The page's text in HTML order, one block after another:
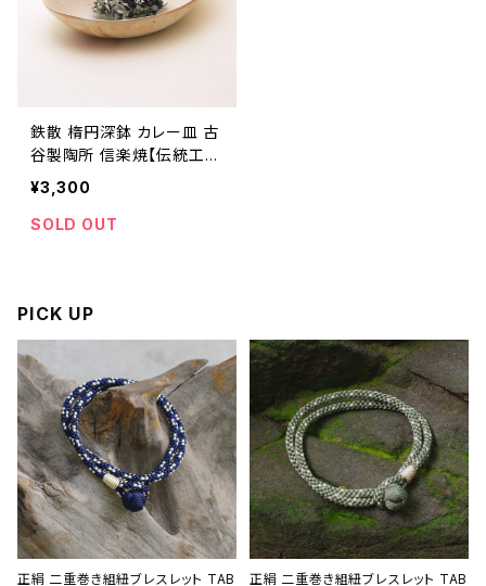
鉄散 楕円深鉢 カレー皿 古
谷製陶所 信楽焼【伝統工芸
品】【民藝品】【ギフト プレゼ
ント】【父の日 お誕生日】
¥3,300
SOLD OUT
PICK UP
正絹 二重巻き組紐ブレスレット TAB 正絹 二重巻き組紐ブレスレット TAB